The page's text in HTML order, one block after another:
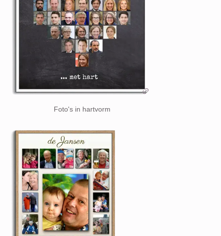
Foto's in hartvorm